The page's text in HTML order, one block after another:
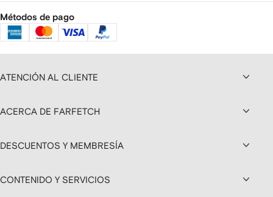
Métodos de pago
ATENCIÓN AL CLIENTE
ACERCA DE FARFETCH
DESCUENTOS Y MEMBRESÍA
CONTENIDO Y SERVICIOS